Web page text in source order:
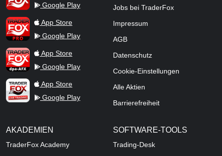
Google Play
TraderFox ProApp Store
Google Play
TraderFox dpa-AFX ProFeed
App Store
Google Play
TraderFox Live Trading
App Store
Google Play
Jobs bei TraderFox
Impressum
AGB
Datenschutz
Cookie-Einstellungen
Alle Aktien
Barrierefreiheit
AKADEMIEN
TraderFox Academy
SOFTWARE-TOOLS
Trading-Desk